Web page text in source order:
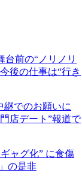
前の“ノリノリ
後の仕事は“行き
継でのお願いに
店デート”報道で
ャグ化” に食傷
の是非